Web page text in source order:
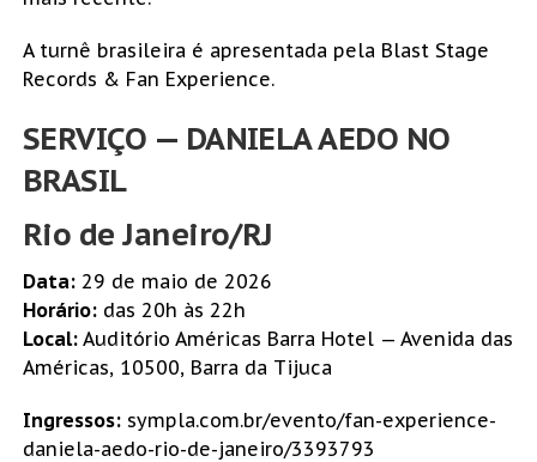
A turnê brasileira é apresentada pela Blast Stage
Records & Fan Experience.
SERVIÇO — DANIELA AEDO NO
BRASIL
Rio de Janeiro/RJ
Data:29 de maio de 2026
Horário:das 20h às 22h
Local:Auditório Américas Barra Hotel — Avenida das
Américas, 10500, Barra da Tijuca
Ingressos:sympla.com.br/evento/fan-experience-
daniela-aedo-rio-de-janeiro/3393793